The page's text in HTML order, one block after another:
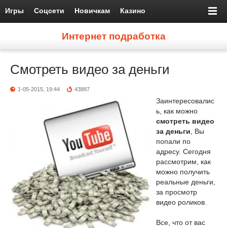
Игры Соцсети Новичкам Казино
Интернет подработка
Смотреть видео за деньги
1-05-2015, 19:44 43887
Заинтересовалис
ь, как можно
смотреть видео
за деньги , Вы
попали по
адресу. Сегодня
рассмотрим, как
можно получить
реальные деньги,
за просмотр
видео роликов.
Все, что от вас